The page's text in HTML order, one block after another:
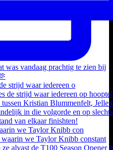
strijd waar iedereen o
we Taylor Knibb con